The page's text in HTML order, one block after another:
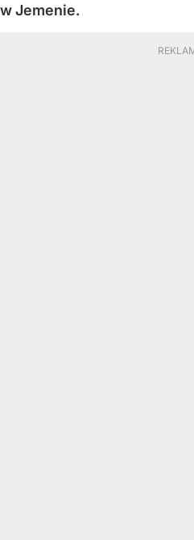
w Jemenie.